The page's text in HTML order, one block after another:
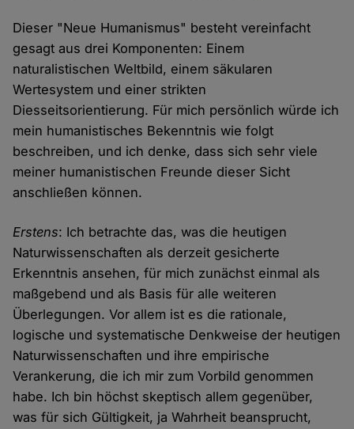
Dieser "Neue Humanismus" besteht vereinfacht
gesagt aus drei Komponenten: Einem
naturalistischen Weltbild, einem säkularen
Wertesystem und einer strikten
Diesseitsorientierung. Für mich persönlich würde ich
mein humanistisches Bekenntnis wie folgt
beschreiben, und ich denke, dass sich sehr viele
meiner humanistischen Freunde dieser Sicht
anschließen können.
Erstens: Ich betrachte das, was die heutigen
Naturwissenschaften als derzeit gesicherte
Erkenntnis ansehen, für mich zunächst einmal als
maßgebend und als Basis für alle weiteren
Überlegungen. Vor allem ist es die rationale,
logische und systematische Denkweise der heutigen
Naturwissenschaften und ihre empirische
Verankerung, die ich mir zum Vorbild genommen
habe. Ich bin höchst skeptisch allem gegenüber,
was für sich Gültigkeit, ja Wahrheit beansprucht,